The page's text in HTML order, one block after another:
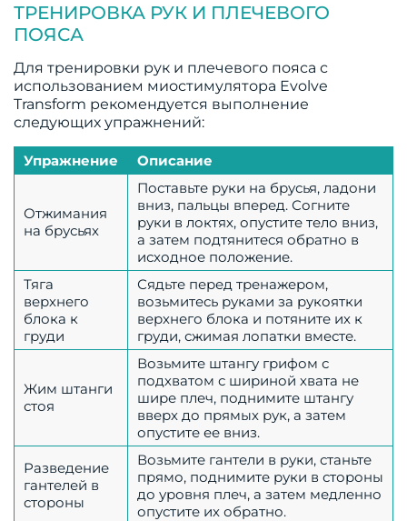
ТРЕНИРОВКА РУК И ПЛЕЧЕВОГО
ПОЯСА
Для тренировки рук и плечевого пояса с
использованием миостимулятора Evolve
Transform рекомендуется выполнение
следующих упражнений:
Упражнение Описание
Отжимания
на брусьях
Поставьте руки на брусья, ладони
вниз, пальцы вперед. Согните
руки в локтях, опустите тело вниз,
а затем подтянитеся обратно в
исходное положение.
Тяга
верхнего
блока к
груди
Сядьте перед тренажером,
возьмитесь руками за рукоятки
верхнего блока и потяните их к
груди, сжимая лопатки вместе.
Жим штанги
стоя
Возьмите штангу грифом с
подхватом с шириной хвата не
шире плеч, поднимите штангу
вверх до прямых рук, а затем
опустите ее вниз.
Разведение
гантелей в
стороны
Возьмите гантели в руки, станьте
прямо, поднимите руки в стороны
до уровня плеч, а затем медленно
опустите их обратно.